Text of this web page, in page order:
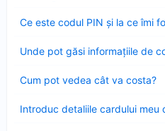
Ce este codul PIN şi la ce îmi
închis
Unde pot găsi informațiile de
închis
Cum pot vedea cât va costa?
închis
Introduc detaliile cardului meu
închis